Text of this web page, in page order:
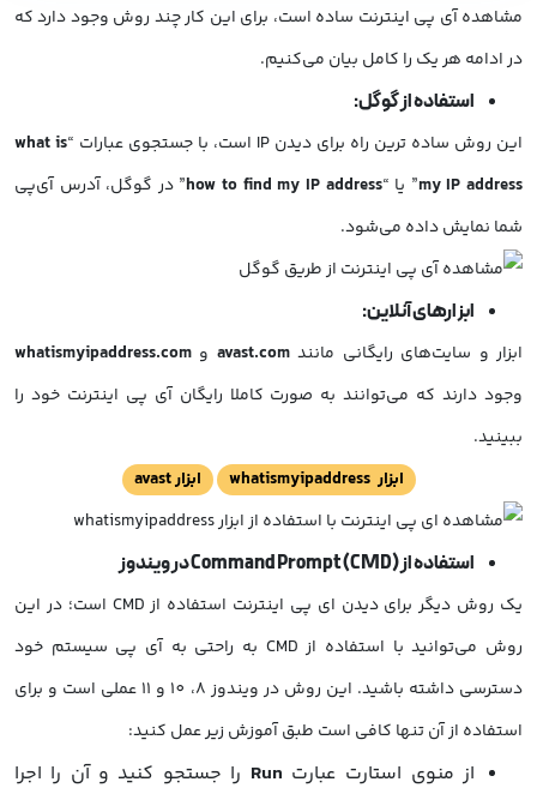
مشاهده آی پی اینترنت ساده است، برای این کار چند روش وجود دارد که
در ادامه هر یک را کامل بیان می‌کنیم.
استفاده از گوگل:
این روش ساده ترین راه برای دیدن IP است، با جستجوی عبارات “
what is
my IP address” یا “how to find my IP address” در گوگل، آدرس آی‌پی
شما نمایش داده می‌شود.
ابزارهای آنلاین:
ابزار و سایت‌های رایگانی مانندavast.com و whatismyipaddress.com
وجود دارند که می‌توانند به صورت کاملا رایگان آی پی اینترنت خود را
ببینید.
ابزار whatismyipaddress
ابزار avast
استفاده از Command Prompt (CMD) در ویندوز
یک روش دیگر برای دیدن ای پی اینترنت استفاده از CMD است؛ در این
روش می‌توانید با استفاده از CMD به راحتی به آی پی سیستم خود
دسترسی داشته باشید. این روش در ویندوز 8، 10 و 11 عملی است و برای
استفاده از آن تنها کافی است طبق آموزش زیر عمل کنید:
از منوی استارت عبارت Run را جستجو کنید و آن را اجرا